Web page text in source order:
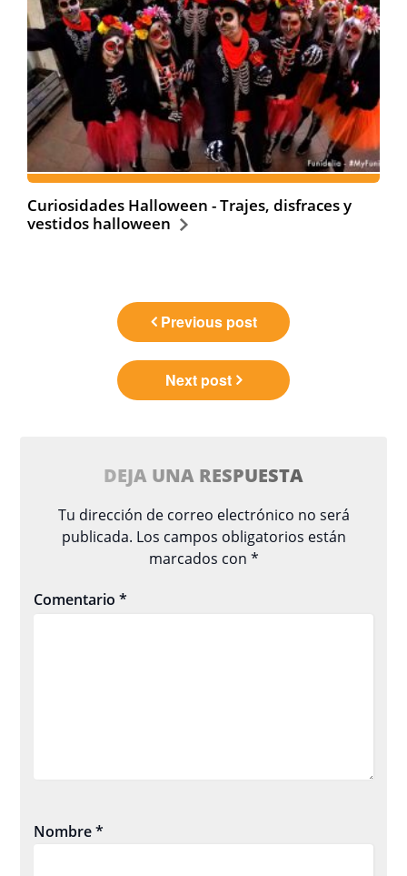
Curiosidades Halloween - Trajes, disfraces y
vestidos halloween
Navegación
Previous post
Next post
DEJA UNA RESPUESTA
Tu dirección de correo electrónico no será
publicada. Los campos obligatorios están
marcados con *
Comentario*
Nombre*